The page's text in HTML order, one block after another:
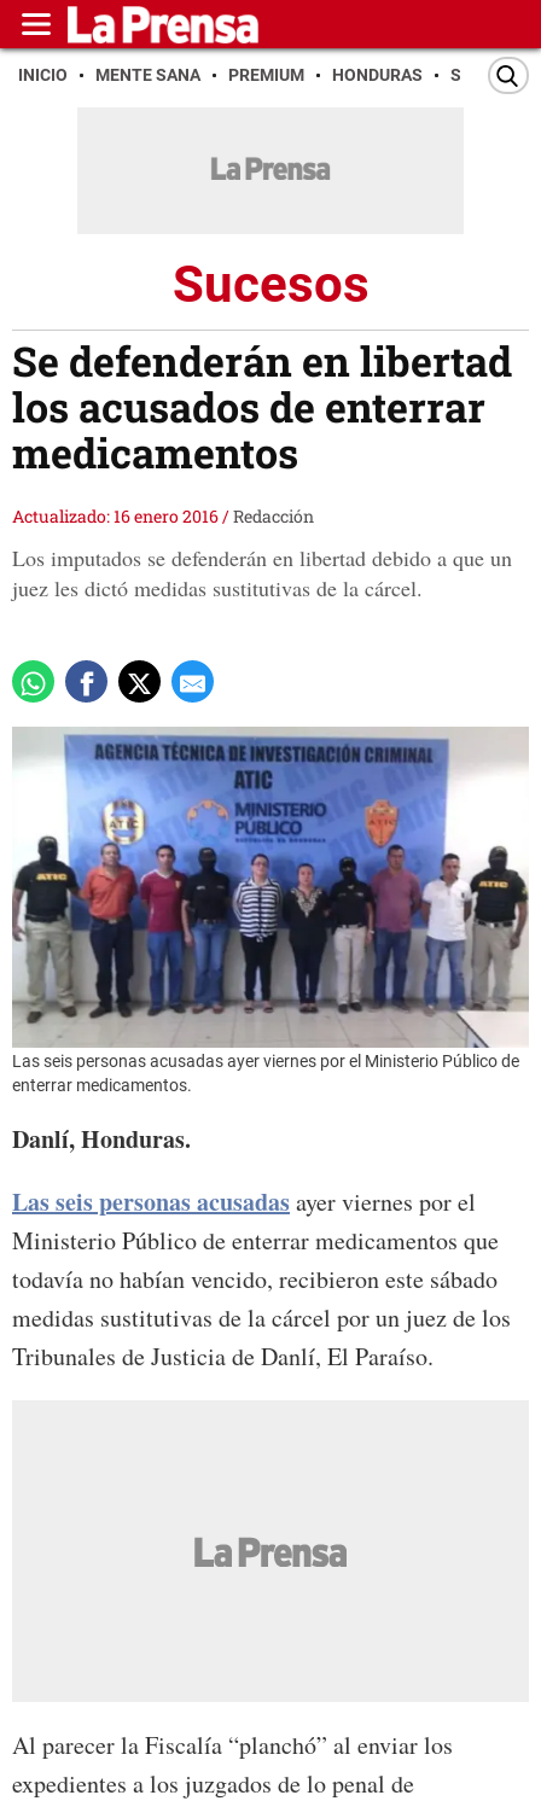
INICIO MENTE SANA PREMIUM HONDURAS SAN PEDRO
Sucesos
Se defenderán en libertad
los acusados de enterrar
medicamentos
Actualizado: 16 enero 2016/Redacción
Los imputados se defenderán en libertad debido a que un
juez les dictó medidas sustitutivas de la cárcel.
Las seis personas acusadas ayer viernes por el Ministerio Público de
enterrar medicamentos.
Danlí, Honduras.
Las seis personas acusadasayer viernes por el
Ministerio Público de enterrar medicamentos que
todavía no habían vencido, recibieron este sábado
medidas sustitutivas de la cárcel por un juez de los
Tribunales de Justicia de Danlí, El Paraíso.
Al parecer la Fiscalía “planchó” al enviar los
expedientes a los juzgados de lo penal de